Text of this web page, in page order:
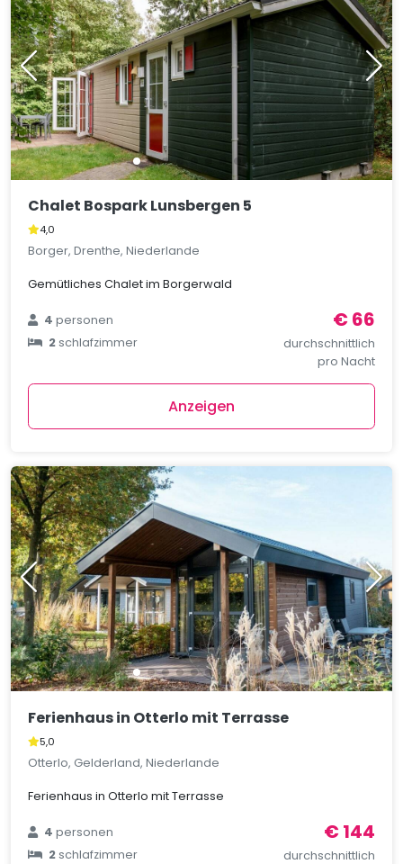
Chalet Bospark Lunsbergen 5
4,0
Borger, Drenthe, Niederlande
Gemütliches Chalet im Borgerwald
4personen
2schlafzimmer
€ 66
durchschnittlich
pro Nacht
Anzeigen
Ferienhaus in Otterlo mit Terrasse
5,0
Otterlo, Gelderland, Niederlande
Ferienhaus in Otterlo mit Terrasse
4personen
2schlafzimmer
€ 144
durchschnittlich